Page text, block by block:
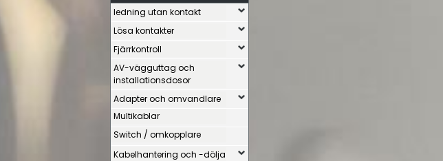
ledning utan kontakt
Lösa kontakter
Fjärrkontroll
AV-vägguttag och
installationsdosor
Adapter och omvandlare
Multikablar
Switch / omkopplare
Kabelhantering och -dölja